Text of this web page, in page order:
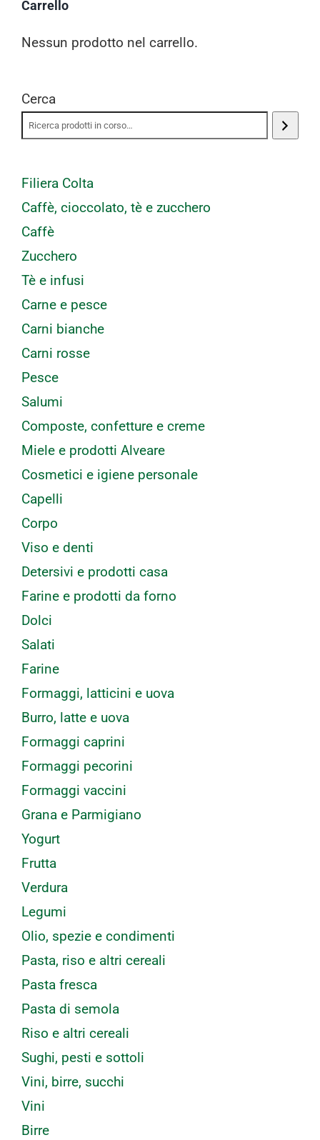
Carrello
Nessun prodotto nel carrello.
Cerca
Filiera Colta
Caffè, cioccolato, tè e zucchero
Caffè
Zucchero
Tè e infusi
Carne e pesce
Carni bianche
Carni rosse
Pesce
Salumi
Composte, confetture e creme
Miele e prodotti Alveare
Cosmetici e igiene personale
Capelli
Corpo
Viso e denti
Detersivi e prodotti casa
Farine e prodotti da forno
Dolci
Salati
Farine
Formaggi, latticini e uova
Burro, latte e uova
Formaggi caprini
Formaggi pecorini
Formaggi vaccini
Grana e Parmigiano
Yogurt
Frutta
Verdura
Legumi
Olio, spezie e condimenti
Pasta, riso e altri cereali
Pasta fresca
Pasta di semola
Riso e altri cereali
Sughi, pesti e sottoli
Vini, birre, succhi
Vini
Birre